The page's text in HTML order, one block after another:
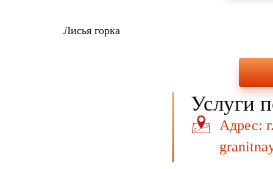
Лисья горка
Услуги
Адрес: